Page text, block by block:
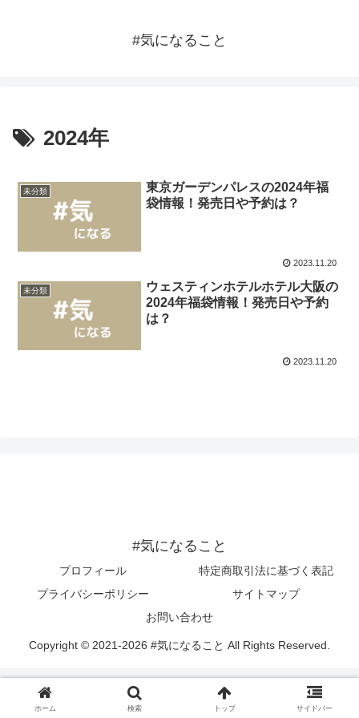
#気になること
2024年
未分類
東京ガーデンパレスの2024年福
袋情報！発売日や予約は？
2023.11.20
未分類
ウェスティンホテルホテル大阪の
2024年福袋情報！発売日や予約
は？
2023.11.20
#気になること
プロフィール
特定商取引法に基づく表記
プライバシーポリシー
サイトマップ
お問い合わせ
Copyright © 2021-2026 #気になること All Rights Reserved.
ホーム 検索 トップ サイドバー